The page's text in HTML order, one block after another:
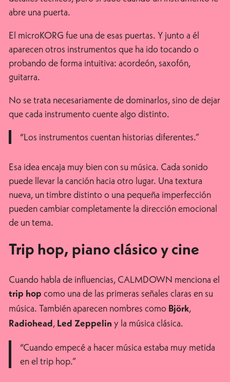
abre una puerta.
El microKORG fue una de esas puertas. Y junto a él
aparecen otros instrumentos que ha ido tocando o
probando de forma intuitiva: acordeón, saxofón,
guitarra.
No se trata necesariamente de dominarlos, sino de dejar
que cada instrumento cuente algo distinto.
“Los instrumentos cuentan historias diferentes.”
Esa idea encaja muy bien con su música. Cada sonido
puede llevar la canción hacia otro lugar. Una textura
nueva, un timbre distinto o una pequeña imperfección
pueden cambiar completamente la dirección emocional
de un tema.
Trip hop, piano clásico y cine
Cuando habla de influencias, CALMDOWN menciona el
trip hop como una de las primeras señales claras en su
música. También aparecen nombres como Björk,
Radiohead, Led Zeppelin y la música clásica.
“Cuando empecé a hacer música estaba muy metida
en el trip hop.”